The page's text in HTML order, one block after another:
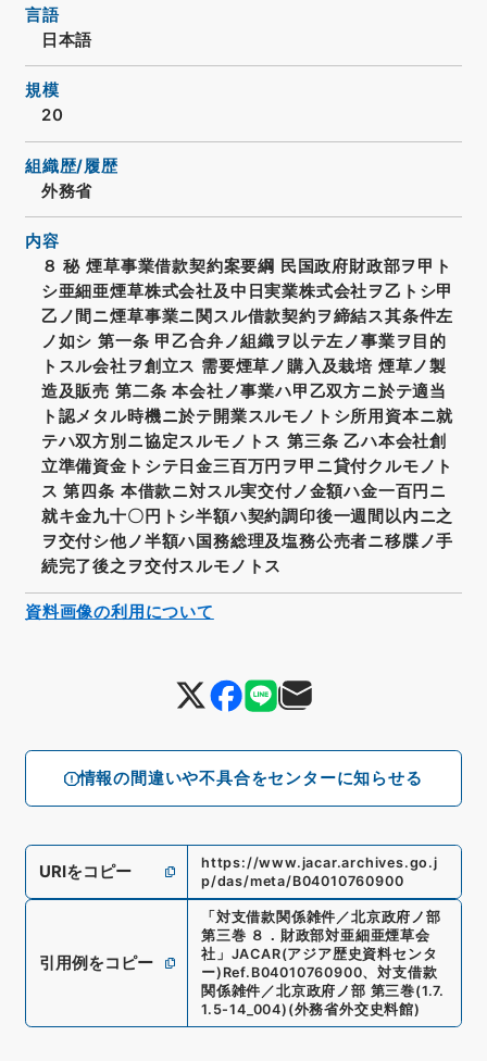
情報の間違いや不具合をセンターに知らせる
言語
日本語
規模
20
組織歴/履歴
外務省
内容
８ 秘 煙草事業借款契約案要綱 民国政府財政部ヲ甲ト
シ亜細亜煙草株式会社及中日実業株式会社ヲ乙トシ甲
乙ノ間ニ煙草事業ニ関スル借款契約ヲ締結ス其条件左
ノ如シ 第一条 甲乙合弁ノ組織ヲ以テ左ノ事業ヲ目的
トスル会社ヲ創立ス 需要煙草ノ購入及栽培 煙草ノ製
造及販売 第二条 本会社ノ事業ハ甲乙双方ニ於テ適当
ト認メタル時機ニ於テ開業スルモノトシ所用資本ニ就
テハ双方別ニ協定スルモノトス 第三条 乙ハ本会社創
立準備資金トシテ日金三百万円ヲ甲ニ貸付クルモノト
ス 第四条 本借款ニ対スル実交付ノ金額ハ金一百円ニ
就キ金九十〇円トシ半額ハ契約調印後一週間以内ニ之
ヲ交付シ他ノ半額ハ国務総理及塩務公売者ニ移牒ノ手
続完了後之ヲ交付スルモノトス
URIをコピー
https://www.jacar.archives.go.j
p/das/meta/B04010760900
引用例をコピー
「 対支借款関係雑件／北京政府ノ部
第三巻 ８．財政部対亜細亜煙草会
社 」 JACAR(アジア歴史資料センタ
ー) Ref. B04010760900、対支借款
関係雑件／北京政府ノ部 第三巻(1.7.
1.5-14_004) (外務省外交史料館)
資料画像の利用について